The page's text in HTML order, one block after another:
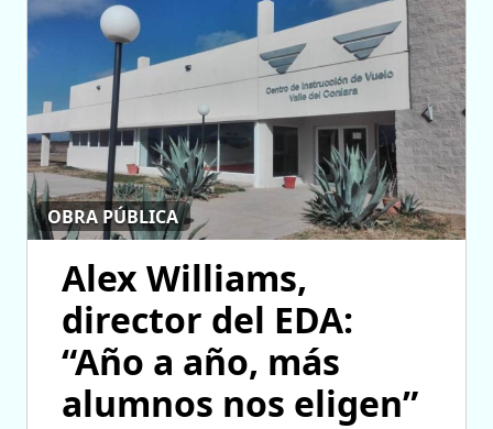
OBRA PÚBLICA
Alex Williams,
director del EDA:
“Año a año, más
alumnos nos eligen”